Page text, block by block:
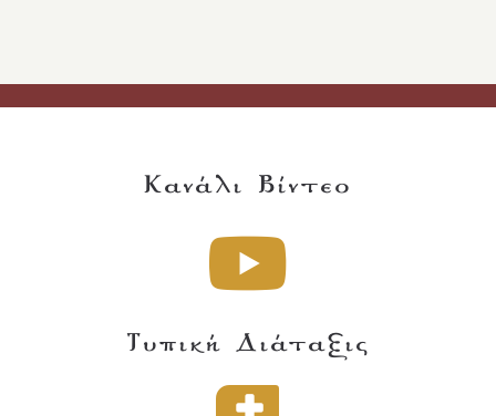
Κανάλι Βίντεο
Τυπική Διάταξις